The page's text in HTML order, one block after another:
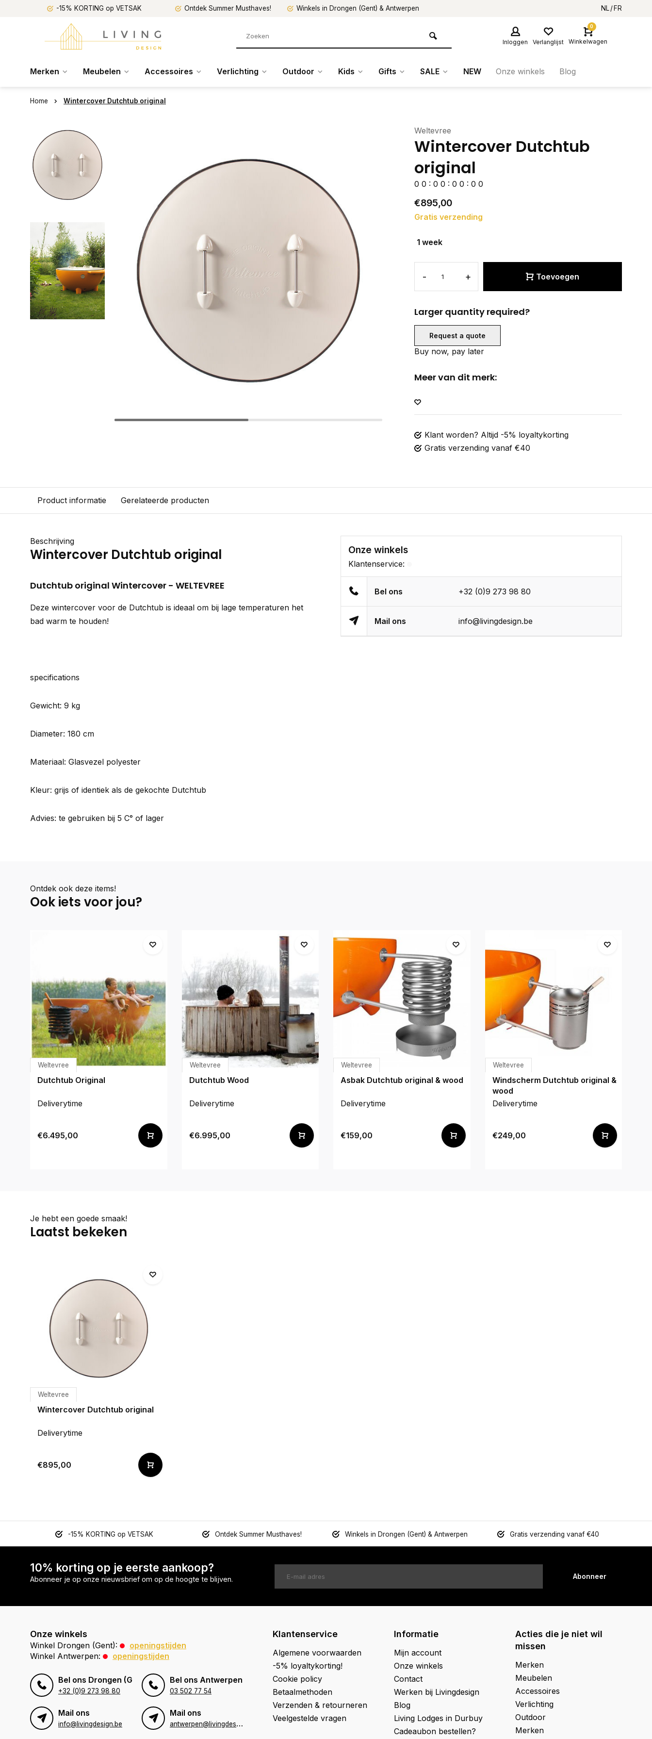
-15% KORTING op VETSAK Ontdek Summer Musthaves! Winkels in Drongen (Gent) & Antwerpen NL FR
Inloggen Verlanglijst
0
Winkelwagen
Merken Meubelen Accessoires Verlichting Outdoor Kids Gifts SALE NEW Onze winkels Blog
Home Wintercover Dutchtub original
Weltevree
Wintercover Dutchtub
original
0 0 : 0 0 : 0 0 : 0 0
€895,00
Gratis verzending
1 week
- + Toevoegen
Larger quantity required?
Request a quote
Buy now, pay later
Meer van dit merk:
Klant worden? Altijd -5% loyaltykorting
Gratis verzending vanaf €40
Product informatie Gerelateerde producten
Beschrijving
Wintercover Dutchtub original
Dutchtub original Wintercover - WELTEVREE
Deze wintercover voor de Dutchtub is ideaal om bij lage temperaturen het
bad warm te houden!
specifications
Gewicht: 9 kg
Diameter: 180 cm
Materiaal: Glasvezel polyester
Kleur: grijs of identiek als de gekochte Dutchtub
Advies: te gebruiken bij 5 C° of lager
Onze winkels
Klantenservice:
Bel ons +32 (0)9 273 98 80
Mail ons info@livingdesign.be
Ontdek ook deze items!
Ook iets voor jou?
Weltevree
Dutchtub Original
Deliverytime
€6.495,00
Weltevree
Dutchtub Wood
Deliverytime
€6.995,00
Weltevree
Asbak Dutchtub original & wood
Deliverytime
€159,00
Weltevree
Windscherm Dutchtub original &
wood
Deliverytime
€249,00
Je hebt een goede smaak!
Laatst bekeken
Weltevree
Wintercover Dutchtub original
Deliverytime
€895,00
-15% KORTING op VETSAK Ontdek Summer Musthaves! Winkels in Drongen (Gent) & Antwerpen Gratis verzending vanaf €40
10% korting op je eerste aankoop?
Abonneer je op onze nieuwsbrief om op de hoogte te blijven. Abonneer
Onze winkels
Winkel Drongen (Gent):
openingstijden
Winkel Antwerpen:
openingstijden
Bel ons Drongen (Gent)
+32 (0)9 273 98 80
Bel ons Antwerpen
03 502 77 54
Mail ons
info@livingdesign.be
Mail ons
a
ntwerpen@livingdesign.be
Klantenservice
Algemene voorwaarden
-5% loyaltykorting!
Cookie policy
Betaalmethoden
Verzenden & retourneren
Veelgestelde vragen
Informatie
Mijn account
Onze winkels
Contact
Werken bij Livingdesign
Blog
Living Lodges in Durbuy
Cadeaubon bestellen?
Acties die je niet wil
missen
Merken
Meubelen
Accessoires
Verlichting
Outdoor
Merken